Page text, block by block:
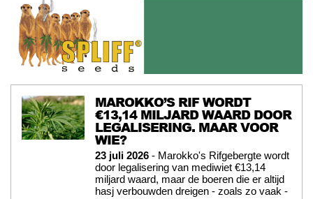
MAROKKO’S RIF WORDT
€13,14 MILJARD WAARD DOOR
LEGALISERING. MAAR VOOR
WIE?
23 juli 2026 - Marokko's Rifgebergte wordt
door legalisering van mediwiet €13,14
miljard waard, maar de boeren die er altijd
hasj verbouwden dreigen - zoals zo vaak -